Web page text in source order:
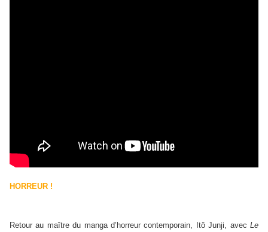
HORREUR !
Retour au maître du manga d’horreur contemporain, Itô Junji, avec Le